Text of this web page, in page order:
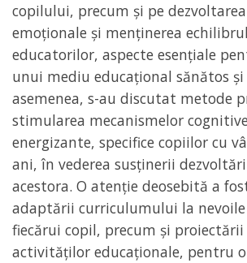
copilului, precum și pe
emoționale și menținerea
educatorilor, aspecte esențiale
unui mediu educațional sănătos și
asemenea, s-au discutat metode
stimularea mecanismelor
energizante, specifice copiilor cu
ani, în vederea susținerii
acestora. O atenție deosebită a
adaptării curriculumului la
fiecărui copil, precum și proiectării
activităților educaționale, pentru